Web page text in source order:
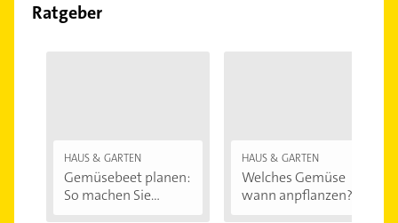
Ratgeber
HAUS & GARTEN
Gemüsebeet planen:
So machen Sie...
HAUS & GARTEN
Welches Gemüse
wann anpflanzen?